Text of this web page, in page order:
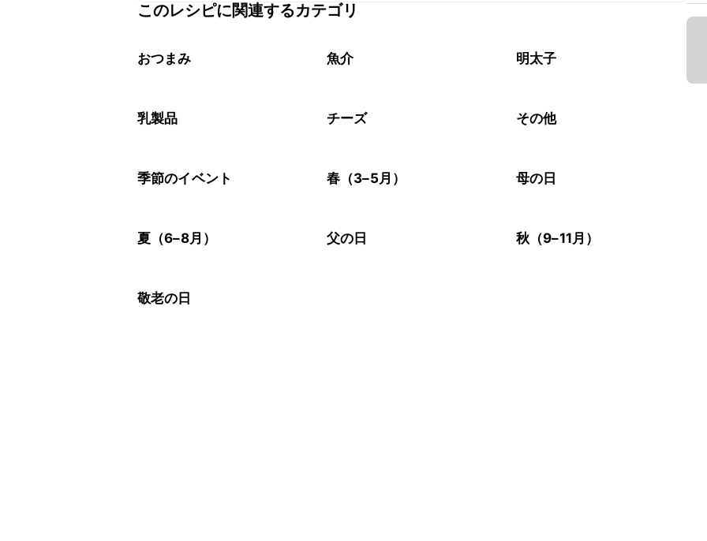
保存期間は冷蔵で当日中が目安です。なるべくお早めにお召し上がりください。
※日持ちは目安です。
このレシピに関連するカテゴリ
おつまみ 魚介 明太子
乳製品 チーズ その他
季節のイベント 春（3–5月） 母の日
夏（6–8月） 父の日 秋（9–11月）
敬老の日